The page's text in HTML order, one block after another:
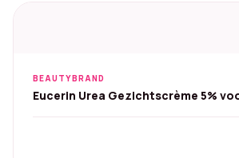
BEAUTYBRAND
Eucerin Urea Gezichtscrème 5%